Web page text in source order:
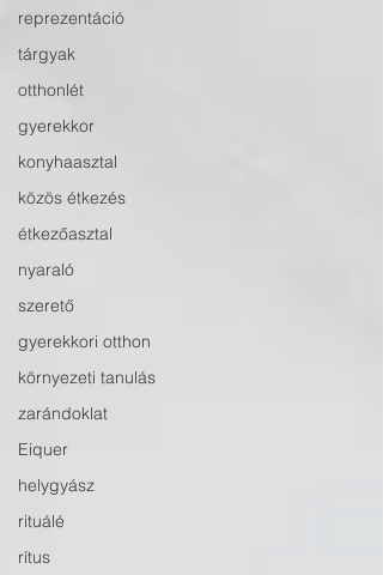
reprezentáció
tárgyak
otthonlét
gyerekkor
konyhaasztal
közös étkezés
étkezőasztal
nyaraló
szerető
gyerekkori otthon
környezeti tanulás
zarándoklat
Eiquer
helygyász
rituálé
rítus